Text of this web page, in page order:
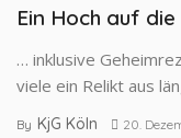
Ein Hoch auf
… inklusive
viele ein Relikt aus
By KjG Köln 20.